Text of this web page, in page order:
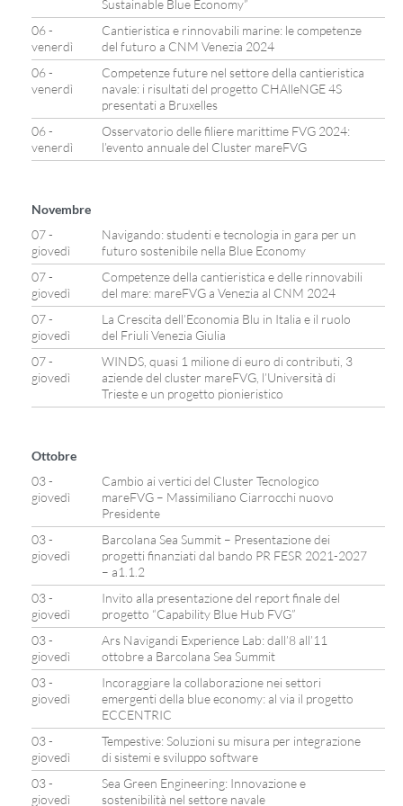
Sustainable Blue Economy”
06 -
venerdì
Cantieristica e rinnovabili marine: le competenze
del futuro a CNM Venezia 2024
06 -
venerdì
Competenze future nel settore della cantieristica
navale: i risultati del progetto CHAlleNGE 4S
presentati a Bruxelles
06 -
venerdì
Osservatorio delle filiere marittime FVG 2024:
l’evento annuale del Cluster mareFVG
Novembre
07 -
giovedì
Navigando: studenti e tecnologia in gara per un
futuro sostenibile nella Blue Economy
07 -
giovedì
Competenze della cantieristica e delle rinnovabili
del mare: mareFVG a Venezia al CNM 2024
07 -
giovedì
La Crescita dell’Economia Blu in Italia e il ruolo
del Friuli Venezia Giulia
07 -
giovedì
WINDS, quasi 1 milione di euro di contributi, 3
aziende del cluster mareFVG, l’Università di
Trieste e un progetto pionieristico
Ottobre
03 -
giovedì
Cambio ai vertici del Cluster Tecnologico
mareFVG – Massimiliano Ciarrocchi nuovo
Presidente
03 -
giovedì
Barcolana Sea Summit – Presentazione dei
progetti finanziati dal bando PR FESR 2021-2027
– a1.1.2
03 -
giovedì
Invito alla presentazione del report finale del
progetto “Capability Blue Hub FVG”
03 -
giovedì
Ars Navigandi Experience Lab: dall’8 all’11
ottobre a Barcolana Sea Summit
03 -
giovedì
Incoraggiare la collaborazione nei settori
emergenti della blue economy: al via il progetto
ECCENTRIC
03 -
giovedì
Tempestive: Soluzioni su misura per integrazione
di sistemi e sviluppo software
03 -
giovedì
Sea Green Engineering: Innovazione e
sostenibilità nel settore navale